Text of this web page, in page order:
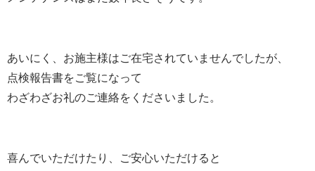
あいにく、お施主様はご在宅されていませんでしたが、
点検報告書をご覧になって
わざわざお礼のご連絡をくださいました。
喜んでいただけたり、ご安心いただけると